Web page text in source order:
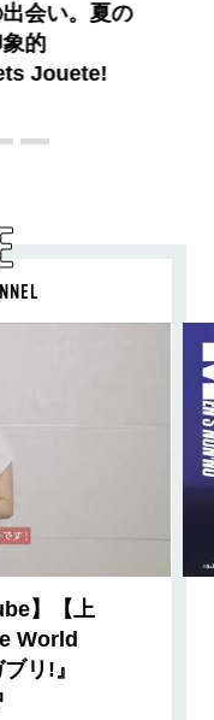
】時をかけ
】【上
World
リ!』